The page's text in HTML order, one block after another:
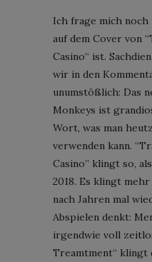
Ich frage mich noch
auf dem Cover von
Casino“ ist.
wir in den
unumstößlich: Das
Monkeys ist
Wort, was man
verwenden kann.
Casino” klingt so,
2018. Es klingt
nach Jahren mal
Abspielen denkt:
irgendwie voll
Treamtment“ klingt